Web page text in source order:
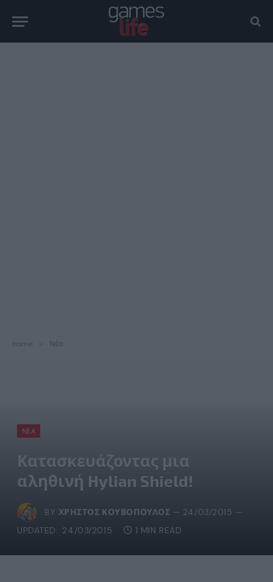
Home Νέα
ΝΈΑ
Κατασκευάζοντας μια
αληθινή Hylian Shield!
BY ΧΡΉΣΤΟΣ ΚΟΥΒΌΠΟΥΛΟΣ
24/03/2015
UPDATED: 24/03/2015 1 MIN READ